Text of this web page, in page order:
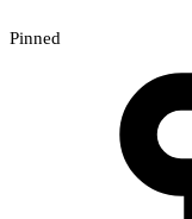
Pinned